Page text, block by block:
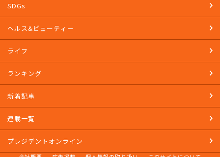
SDGs
ヘルス&ビューティー
ライフ
ランキング
新着記事
連載一覧
プレジデントオンライン